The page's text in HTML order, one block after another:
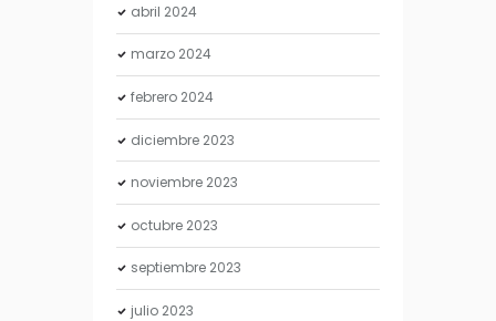
abril 2024
marzo 2024
febrero 2024
diciembre 2023
noviembre 2023
octubre 2023
septiembre 2023
julio 2023